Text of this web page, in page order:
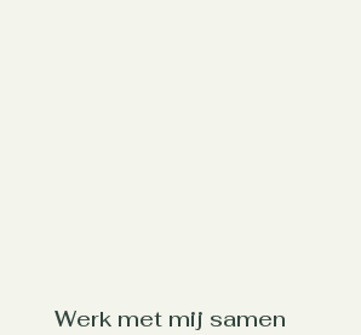
Werk met mij samen